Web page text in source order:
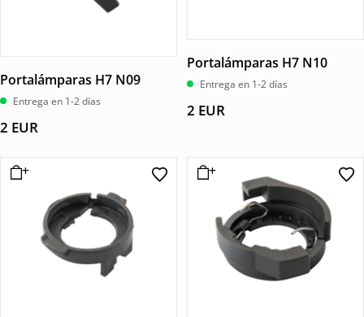
Portalámparas H7 N09
Entrega en 1-2 días
2 EUR
Portalámparas H7 N10
Entrega en 1-2 días
2 EUR